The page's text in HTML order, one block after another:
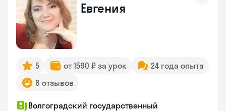
Евгения
5 от 1590 ₽ за урок
24 года опыта
6 отзывов
Волгоградский государственный